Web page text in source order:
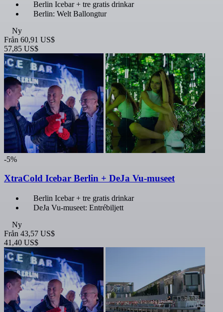
Berlin Icebar + tre gratis drinkar
Berlin: Welt Ballongtur
Ny
Från 60,91 US$
57,85 US$
-5%
XtraCold Icebar Berlin + DeJa Vu-museet
Berlin Icebar + tre gratis drinkar
DeJa Vu-museet: Entrébiljett
Ny
Från 43,57 US$
41,40 US$